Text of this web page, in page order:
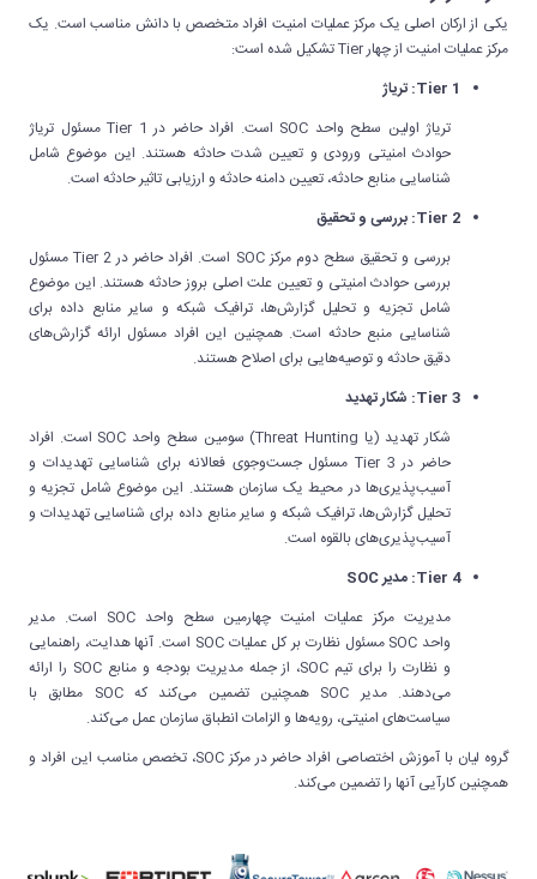
یکی از ارکان اصلی یک مرکز عملیات امنیت افراد متخصص با دانش مناسب است. یک
مرکز عملیات امنیت از چهار Tier تشکیل شده است:
Tier 1: تریاژ
تریاژ اولین سطح واحد SOC است. افراد حاضر در Tier 1 مسئول تریاژ
حوادث امنیتی ورودی و تعیین شدت حادثه هستند. این موضوع شامل
شناسایی منابع حادثه، تعیین دامنه حادثه و ارزیابی تاثیر حادثه است.
Tier 2: بررسی و تحقیق
بررسی و تحقیق سطح دوم مرکز SOC است. افراد حاضر در Tier 2 مسئول
بررسی حوادث امنیتی و تعیین علت اصلی بروز حادثه هستند. این موضوع
شامل تجزیه و تحلیل گزارش‌ها، ترافیک شبکه و سایر منابع داده برای
شناسایی منبع حادثه است. همچنین این افراد مسئول ارائه گزارش‌های
دقیق حادثه و توصیه‌هایی برای اصلاح هستند.
Tier 3: شکار تهدید
شکار تهدید (یا Threat Hunting) سومین سطح واحد SOC است. افراد
حاضر در Tier 3 مسئول جست‌وجوی فعالانه برای شناسایی تهدیدات و
آسیب‌پذیری‌ها در محیط یک سازمان هستند. این موضوع شامل تجزیه و
تحلیل گزارش‌ها، ترافیک شبکه و سایر منابع داده برای شناسایی تهدیدات و
آسیب‌پذیری‌های بالقوه است.
Tier 4: مدیر SOC
مدیریت مرکز عملیات امنیت چهارمین سطح واحد SOC است. مدیر
واحد SOC مسئول نظارت بر کل عملیات SOC است. آنها هدایت، راهنمایی
و نظارت را برای تیم SOC، از جمله مدیریت بودجه و منابع SOC را ارائه
می‌دهند. مدیر SOC همچنین تضمین می‌کند که SOC مطابق با
سیاست‌های امنیتی، رویه‌ها و الزامات انطباق سازمان عمل می‌کند.
گروه لیان با آموزش اختصاصی افراد حاضر در مرکز SOC، تخصص مناسب این افراد و
همچنین کارآیی آنها را تضمین می‌کند.